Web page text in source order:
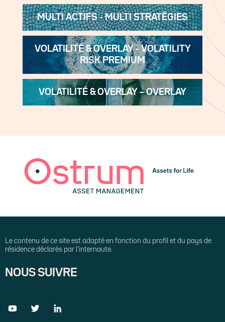
MULTI ACTIFS - MULTI STRATÉGIES
VOLATILITÉ & OVERLAY - VOLATILITY
RISK PREMIUM
VOLATILITÉ & OVERLAY – OVERLAY
Le contenu de ce site est adapté en fonction du profil et du pays de
résidence déclarés par l'internaute.
NOUS SUIVRE